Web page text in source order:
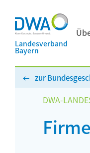
Landesverband
Bayern
zur
DWA-